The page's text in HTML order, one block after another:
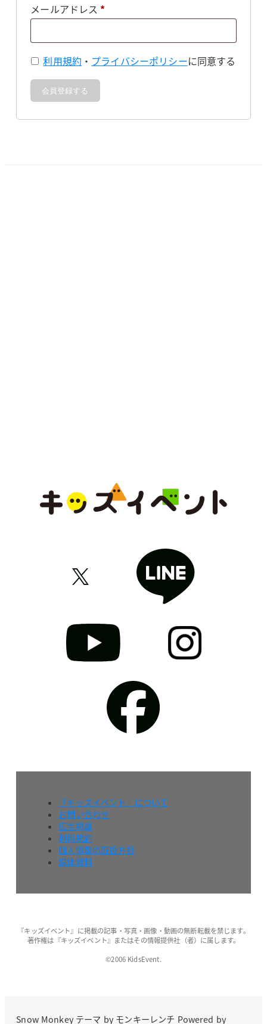
メールアドレス *必
利用規約 ・ プライバシーポリシーに同意する
会員登録する
『キッズイベント』について
お問い合わせ
広告掲載
利用規約
個人情報の取扱方針
媒体資料
『キッズイベント』に掲載の記事・写真・画像・動画の無断転載を禁じます。
著作権は『キッズイベント』またはその情報提供社（者）に属します。
©2006 KidsEvent.
Snow Monkeyテーマ by モンキーレンチ Powered by